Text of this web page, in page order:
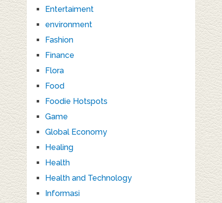
Entertaiment
environment
Fashion
Finance
Flora
Food
Foodie Hotspots
Game
Global Economy
Healing
Health
Health and Technology
Informasi